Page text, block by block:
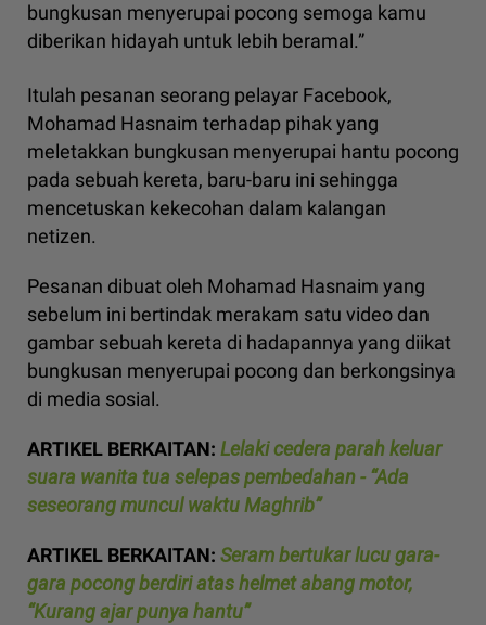
bungkusan menyerupai pocong semoga kamu
diberikan hidayah untuk lebih beramal.”
Itulah pesanan seorang pelayar Facebook,
Mohamad Hasnaim terhadap pihak yang
meletakkan bungkusan menyerupai hantu pocong
pada sebuah kereta, baru-baru ini sehingga
mencetuskan kekecohan dalam kalangan
netizen.
Pesanan dibuat oleh Mohamad Hasnaim yang
sebelum ini bertindak merakam satu video dan
gambar sebuah kereta di hadapannya yang diikat
bungkusan menyerupai pocong dan berkongsinya
di media sosial.
ARTIKEL BERKAITAN: Lelaki cedera parah keluar
suara wanita tua selepas pembedahan - “Ada
seseorang muncul waktu Maghrib”
ARTIKEL BERKAITAN: Seram bertukar lucu gara-
gara pocong berdiri atas helmet abang motor,
“Kurang ajar punya hantu”